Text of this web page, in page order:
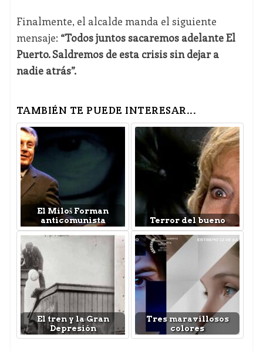
Finalmente, el alcalde manda el siguiente
mensaje: “Todos juntos sacaremos adelante El
Puerto. Saldremos de esta crisis sin dejar a
nadie atrás”.
TAMBIÉN TE PUEDE INTERESAR...
El Miloš Forman
anticomunista
Terror del bueno
El tren y la Gran
Depresión
Tres maravillosos
colores